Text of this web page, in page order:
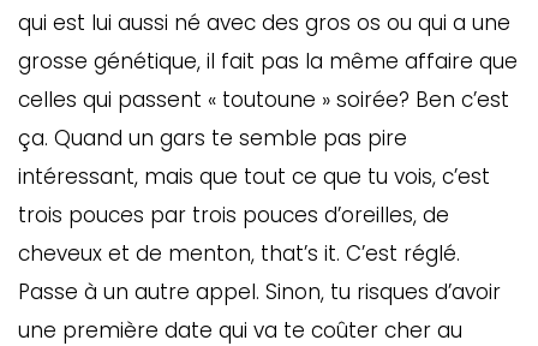
qui est lui aussi né avec des gros os ou qui a une
grosse génétique, il fait pas la même affaire que
celles qui passent « toutoune » soirée? Ben c’est
ça. Quand un gars te semble pas pire
intéressant, mais que tout ce que tu vois, c’est
trois pouces par trois pouces d’oreilles, de
cheveux et de menton, that’s it. C’est réglé.
Passe à un autre appel. Sinon, tu risques d’avoir
une première date qui va te coûter cher au